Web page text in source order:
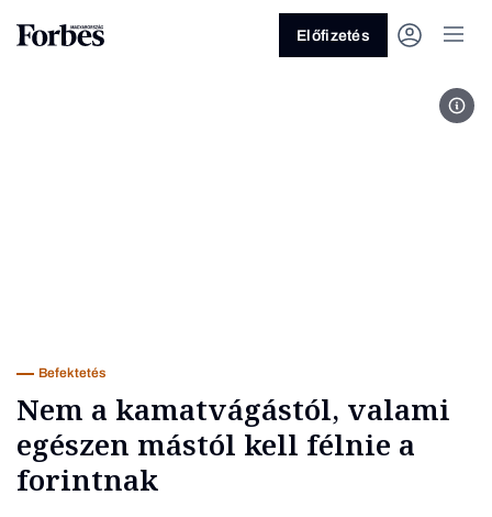
Előfizetés
Befektetés
Nem a kamatvágástól, valami
egészen mástól kell félnie a
forintnak